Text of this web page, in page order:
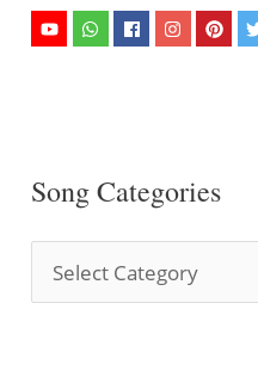
Song Categories
o